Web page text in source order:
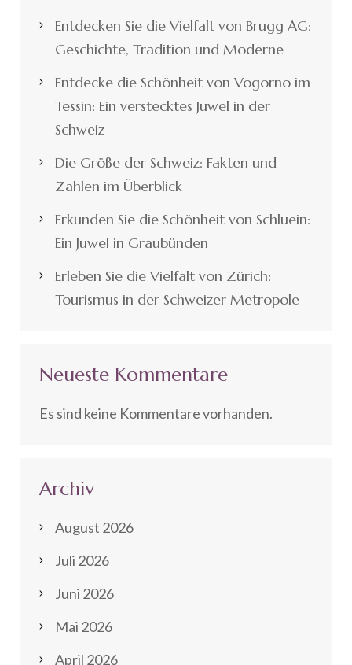
Entdecken Sie die Vielfalt von Brugg AG:
Geschichte, Tradition und Moderne
Entdecke die Schönheit von Vogorno im
Tessin: Ein verstecktes Juwel in der
Schweiz
Die Größe der Schweiz: Fakten und
Zahlen im Überblick
Erkunden Sie die Schönheit von Schluein:
Ein Juwel in Graubünden
Erleben Sie die Vielfalt von Zürich:
Tourismus in der Schweizer Metropole
Neueste Kommentare
Es sind keine Kommentare vorhanden.
Archiv
August 2026
Juli 2026
Juni 2026
Mai 2026
April 2026